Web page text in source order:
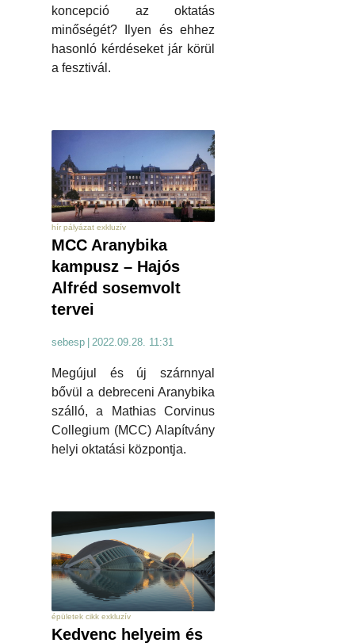
koncepció az oktatás
minőségét? Ilyen és ehhez
hasonló kérdéseket jár körül
a fesztivál.
hír pályázat exkluzív
MCC Aranybika
kampusz – Hajós
Alfréd sosemvolt
tervei
sebesp 2022.09.28. 11:31
Megújul és új szárnnyal
bővül a debreceni Aranybika
szálló, a Mathias Corvinus
Collegium (MCC) Alapítvány
helyi oktatási központja.
épületek cikk exkluzív
Kedvenc helyeim és